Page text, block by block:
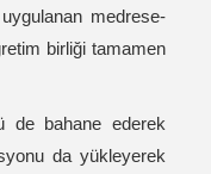
medrese-
birliği tamamen
de bahane ederek
da yükleyerek